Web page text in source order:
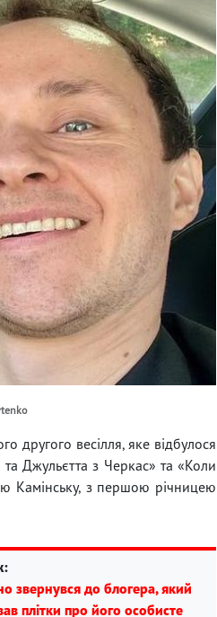
другого весілля, яке відбулося
Джульєтта з Черкас» та «Коли
Камінську, з першою річницею
звернувся до блогера, який
плітки про його особисте